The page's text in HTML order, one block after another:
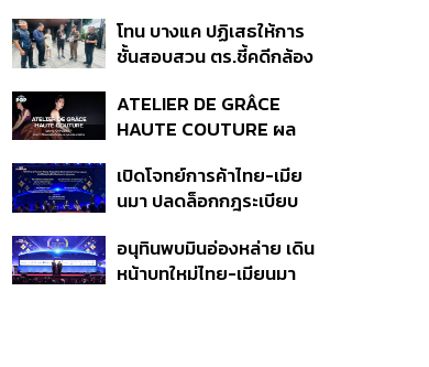
กระจุกตัว
โทน บางแค ปฏิเสธให้การ
ชั้นสอบสวน ตร.ชี้คดีกล้อง
40 ราย ไม่เกี่ยวคดีมาดาม
เก่ง
ATELIER DE GRÂCE
HAUTE COUTURE ผล
ดีไซเนอร์ระดับตำนานของ
ประเทศไทย
เปิดโจทย์การค้าไทย-เมีย
นมา ปลดล็อกกฎระเบียบ
มั่นนักลงทุน ทำอย่างไร?
อนุทินพบมินอ่องหล่าย เดิน
หน้าบทใหม่ไทย-เมียนมา